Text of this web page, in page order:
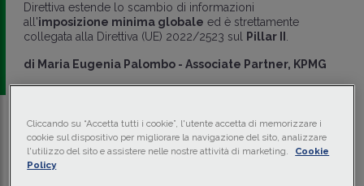
Direttiva estende lo scambio di informazioni
all'imposizione minima globale ed è strettamente
collegata alla Direttiva (UE) 2022/2523 sul Pillar II .
di Maria Eugenia Palombo - Associate Partner, KPMG
Traduci con IA Ascolta la news
Tempo di lettura2 min.
Cliccando su “Accetta tutti i cookie”, l'utente accetta di memorizzare i
cookie sul dispositivo per migliorare la navigazione del sito, analizzare
l'utilizzo del sito e assistere nelle nostre attività di marketing.
Cookie
Policy